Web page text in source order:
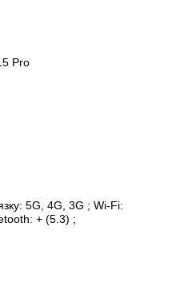
Pro
5G, 4G, 3G ; Wi-Fi:
+ (5.3) ;